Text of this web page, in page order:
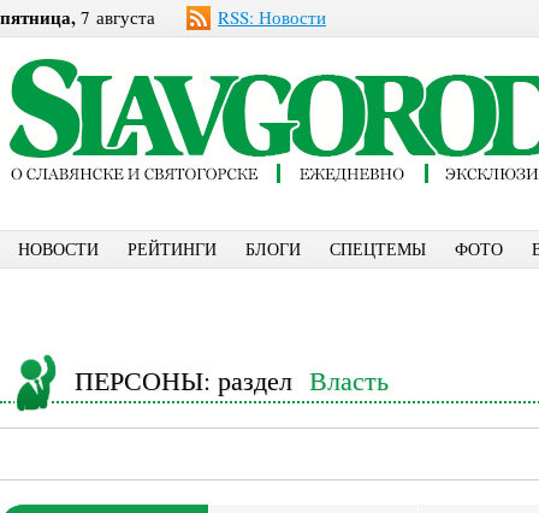
пятница, 7 августа RSS: Новости
НОВОСТИ РЕЙТИНГИ БЛОГИ СПЕЦТЕМЫ ФОТО
ПЕРСОНЫ: раздел Власть